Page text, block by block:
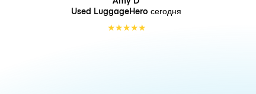
Used LuggageHero сегодня
★★★★★